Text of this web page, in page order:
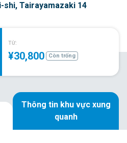
shi, Tairayamazaki 14
TỪ:
¥30,800 Còn trống
Thông tin khu vực xung
quanh